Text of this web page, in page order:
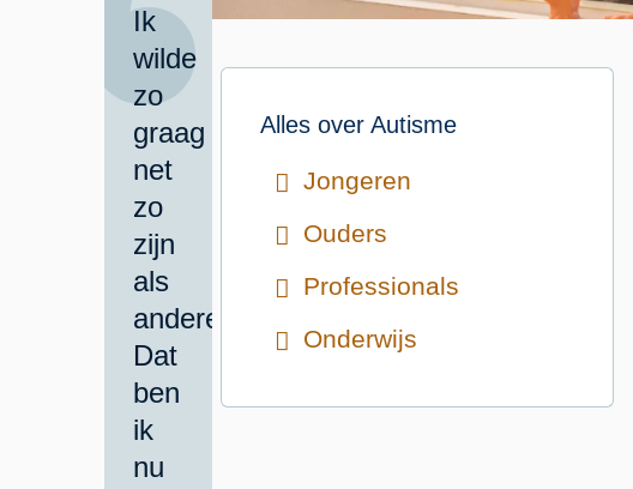
Alles over Autisme
Jongeren
Ouders
Professionals
Onderwijs
Ik
wilde
zo
graag
net
zo
zijn
als
anderen.
Dat
ben
ik
nu